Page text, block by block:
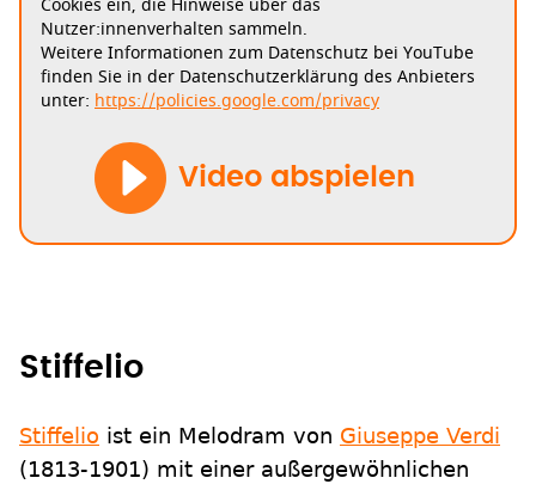
Cookies ein, die Hinweise über das
Nutzer:innenverhalten sammeln.
Weitere Informationen zum Datenschutz bei YouTube
finden Sie in der Datenschutzerklärung des Anbieters
unter: https://policies.google.com/privacy
Video abspielen
Stiffelio
Stiffelio ist ein Melodram von Giuseppe Verdi
(1813-1901) mit einer außergewöhnlichen